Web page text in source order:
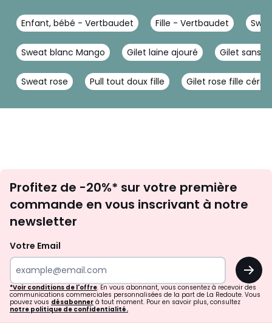
Enfant, bébé - Vertbaudet Fille - Vertbaudet
Sweat blanc Mango Gilet laine ajouré Gilet sans
Sweat rose Pull tout doux fille Gilet rose fille
newsletter
Profitez de -20%* sur votre première
commande en vous inscrivant à notre
newsletter
Votre Email
OK
*Voir conditions de l'offre. En vous abonnant, vous consentez à recevoir des
communications commerciales personnalisées de la part de La Redoute. Vous
pouvez vous désabonner à tout moment. Pour en savoir plus, consultez
notre politique de confidentialité.